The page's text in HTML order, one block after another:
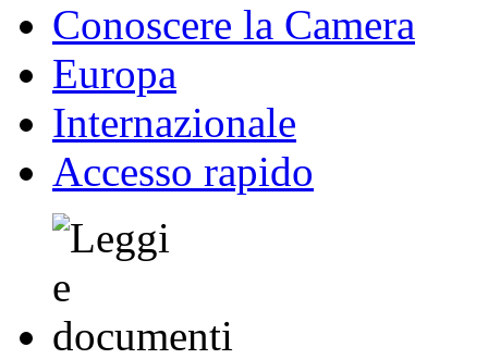
Conoscere la Camera
Europa
Internazionale
Accesso rapido